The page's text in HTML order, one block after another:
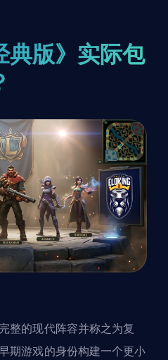
典版》实际包
整的现代阵容并称之为复
期游戏的身份构建一个更小